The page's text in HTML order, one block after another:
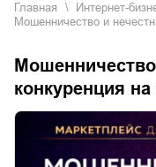
Главная интернет-
Мошенничество и
конкуренция